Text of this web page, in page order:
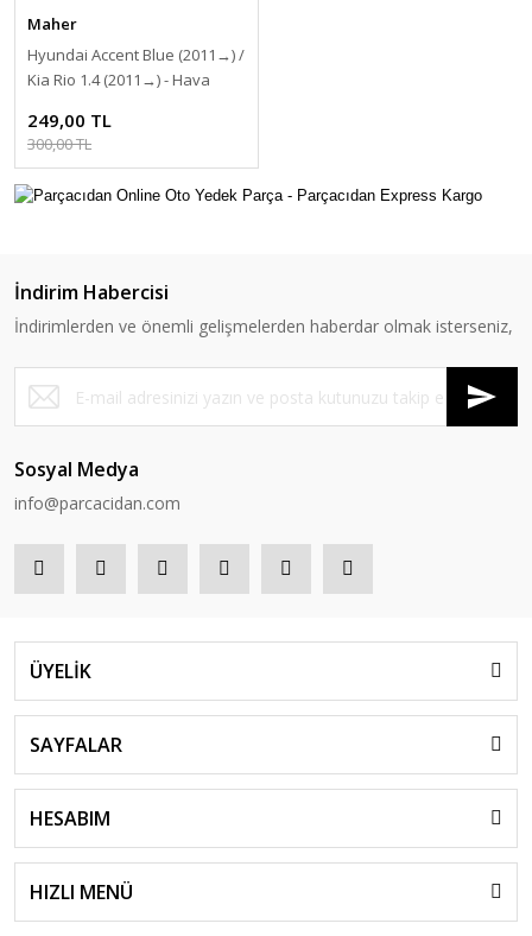
Maher
Hyundai Accent Blue (2011→) /
Kia Rio 1.4 (2011→) - Hava
249,00 TL
300,00 TL
İndirim Habercisi
İndirimlerden ve önemli gelişmelerden haberdar olmak isterseniz,
Sosyal Medya
info@parcacidan.com
ÜYELİK
SAYFALAR
HESABIM
HIZLI MENÜ